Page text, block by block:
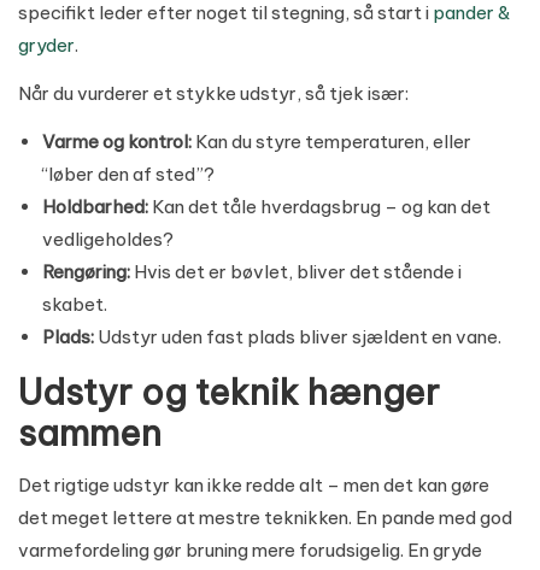
specifikt leder efter noget til stegning, så start i pander &
gryder.
Når du vurderer et stykke udstyr, så tjek især:
Varme og kontrol: Kan du styre temperaturen, eller
“løber den af sted”?
Holdbarhed: Kan det tåle hverdagsbrug – og kan det
vedligeholdes?
Rengøring: Hvis det er bøvlet, bliver det stående i
skabet.
Plads: Udstyr uden fast plads bliver sjældent en vane.
Udstyr og teknik hænger
sammen
Det rigtige udstyr kan ikke redde alt – men det kan gøre
det meget lettere at mestre teknikken. En pande med god
varmefordeling gør bruning mere forudsigelig. En gryde